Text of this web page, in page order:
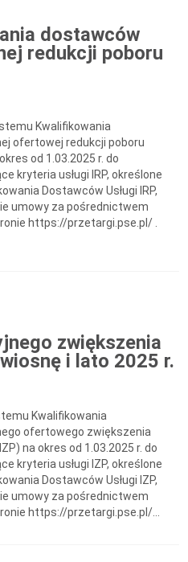
dostawców
redukcji poboru
Kwalifikowania
ofertowej redukcji poboru
od 1.03.2025 r. do
kryteria usługi IRP, określone
Dostawców Usługi IRP,
umowy za pośrednictwem
https://przetargi.pse.pl/ .
zwiększenia
i lato 2025 r.
Kwalifikowania
ofertowego zwiększenia
na okres od 1.03.2025 r. do
kryteria usługi IZP, określone
Dostawców Usługi IZP,
umowy za pośrednictwem
https://przetargi.pse.pl/...